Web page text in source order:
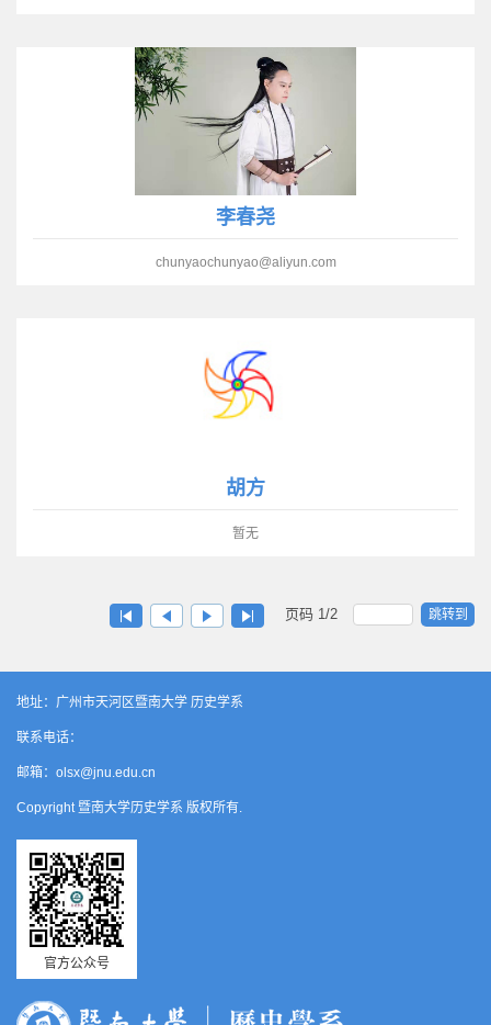
李春尧
chunyaochunyao@aliyun.com
胡方
暂无
页码 1/2 跳转到
地址：广州市天河区暨南大学 历史学系
联系电话：
邮箱：olsx@jnu.edu.cn
Copyright 暨南大学历史学系 版权所有.
官方公众号